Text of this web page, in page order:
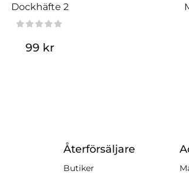
Dockhäfte 2
99 kr
Återförsäljare
Butiker